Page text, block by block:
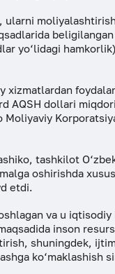
yo‘lidagi
xizmatlardan
AQSH dollari
tashkilot
oshirishda
etdi.
va u
inson
shuningdek,
ko‘maklashish